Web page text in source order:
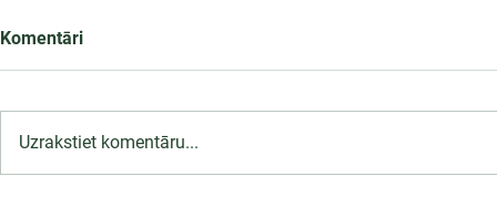
Komentāri
Uzrakstiet komentāru...